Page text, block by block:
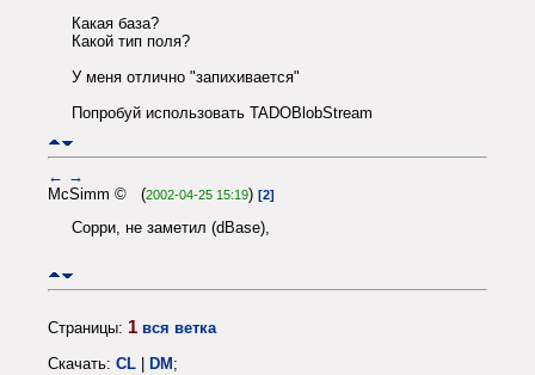
Какая база?
Какой тип поля?
У меня отлично "запихивается"
Попробуй использовать TADOBlobStream
← →
McSimm © (2002-04-25 15:19) [2]
Сорри, не заметил (dBase),
Страницы: 1 вся ветка
Скачать: CL | DM;